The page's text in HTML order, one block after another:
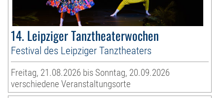
14. Leipziger Tanztheaterwochen
Festival des Leipziger Tanztheaters
Freitag, 21.08.2026 bis Sonntag, 20.09.2026
verschiedene Veranstaltungsorte